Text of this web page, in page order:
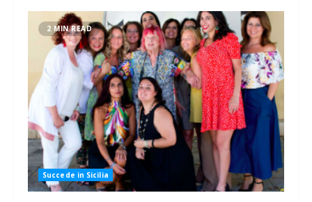
2 MIN READ
Succede in Sicilia